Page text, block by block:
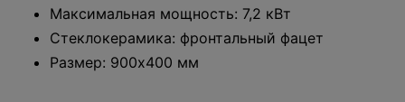
Максимальная мощность: 7,2 кВт
Стеклокерамика: фронтальный фацет
Размер: 900х400 мм